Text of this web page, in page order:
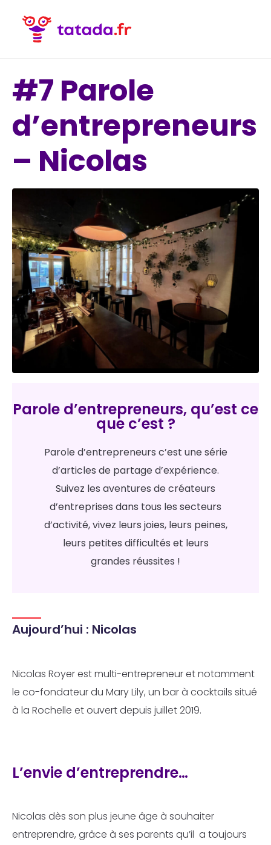
#7 Parole
d’entrepreneurs
– Nicolas
Parole d’entrepreneurs, qu’est ce
que c’est ?
Parole d’entrepreneurs c’est une série
d’articles de partage d’expérience.
Suivez les aventures de créateurs
d’entreprises dans tous les secteurs
d’activité, vivez leurs joies, leurs peines,
leurs petites difficultés et leurs
grandes réussites !
Aujourd’hui : Nicolas
Nicolas Royer est multi-entrepreneur et notamment
le co-fondateur du Mary Lily, un bar à cocktails situé
à la Rochelle et ouvert depuis juillet 2019.
L’envie d’entreprendre…
Nicolas dès son plus jeune âge à souhaiter
entreprendre, grâce à ses parents qu’il a toujours